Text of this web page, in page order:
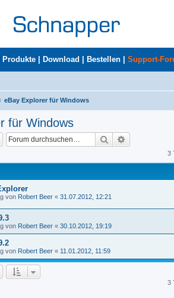
Produkte Download Bestellen Support-
eBay Explorer für Windows
für Windows
Suche
3
von Robert Beer « 31.07.2012, 12:21
von Robert Beer « 30.10.2012, 19:19
von Robert Beer « 11.01.2012, 11:59
3